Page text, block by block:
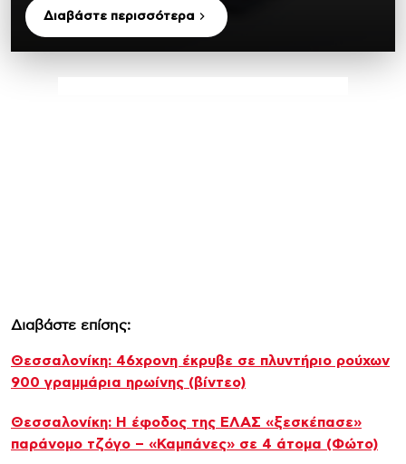
Διαβάστε περισσότερα
Διαβάστε επίσης:
Θεσσαλονίκη: 46χρονη έκρυβε σε πλυντήριο ρούχων
900 γραμμάρια ηρωίνης (βίντεο)
Θεσσαλονίκη: Η έφοδος της ΕΛΑΣ «ξεσκέπασε»
παράνομο τζόγο – «Καμπάνες» σε 4 άτομα (Φώτο)